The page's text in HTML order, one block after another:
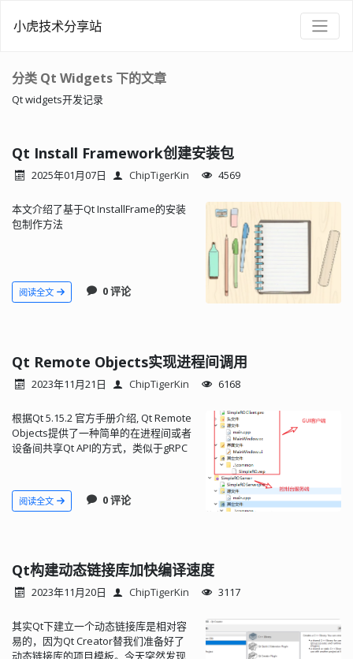
小虎技术分享站
分类 Qt Widgets 下的文章
Qt widgets开发记录
Qt Install Framework创建安装包
2025年01月07日 ChipTigerKin 4569
本文介绍了基于Qt InstallFrame的安装
包制作方法
阅读全文 0 评论
Qt Remote Objects实现进程间调用
2023年11月21日 ChipTigerKin 6168
根据Qt 5.15.2 官方手册介绍, Qt Remote
Objects提供了一种简单的在进程间或者
设备间共享Qt API的方式，类似于gRPC
阅读全文 0 评论
Qt构建动态链接库加快编译速度
2023年11月20日 ChipTigerKin 3117
其实Qt下建立一个动态链接库是相对容
易的，因为Qt Creator替我们准备好了
动态链接库的项目模板。今天突然发现